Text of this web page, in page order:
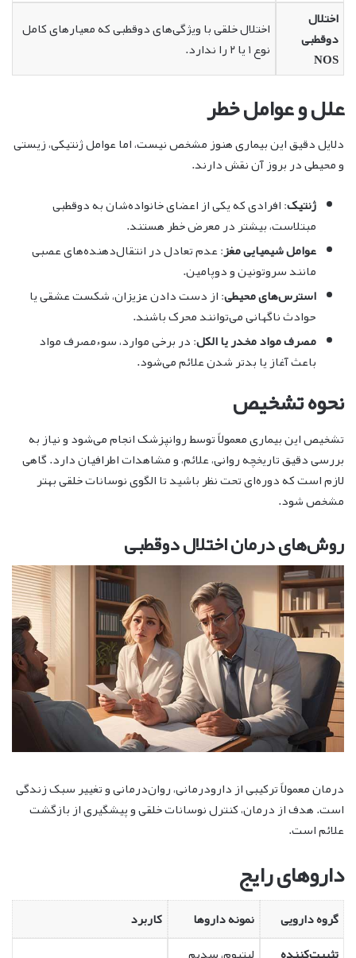
اختلال
دوقطبی
NOS
اختلال خلقی با ویژگی‌های دوقطبی که معیارهای کامل
نوع ۱ یا ۲ را ندارد.
علل و عوامل خطر
دلایل دقیق این بیماری هنوز مشخص نیست، اما عوامل ژنتیکی، زیستی
و محیطی در بروز آن نقش دارند.
ژنتیک: افرادی که یکی از اعضای خانواده‌شان به دوقطبی
مبتلاست، بیشتر در معرض خطر هستند.
عوامل شیمیایی مغز: عدم تعادل در انتقال‌دهنده‌های عصبی
مانند سروتونین و دوپامین.
استرس‌های محیطی: از دست دادن عزیزان، شکست عشقی یا
حوادث ناگهانی می‌توانند محرک باشند.
مصرف مواد مخدر یا الکل: در برخی موارد، سوءمصرف مواد
باعث آغاز یا بدتر شدن علائم می‌شود.
نحوه تشخیص
تشخیص این بیماری معمولاً توسط روانپزشک انجام می‌شود و نیاز به
بررسی دقیق تاریخچه روانی، علائم، و مشاهدات اطرافیان دارد. گاهی
لازم است که دوره‌ای تحت نظر باشید تا الگوی نوسانات خلقی بهتر
مشخص شود.
روش‌های درمان اختلال دوقطبی
درمان معمولاً ترکیبی از دارودرمانی، روان‌درمانی و تغییر سبک زندگی
است. هدف از درمان، کنترل نوسانات خلقی و پیشگیری از بازگشت
علائم است.
داروهای رایج
گروه دارویی نمونه داروها
کاربرد